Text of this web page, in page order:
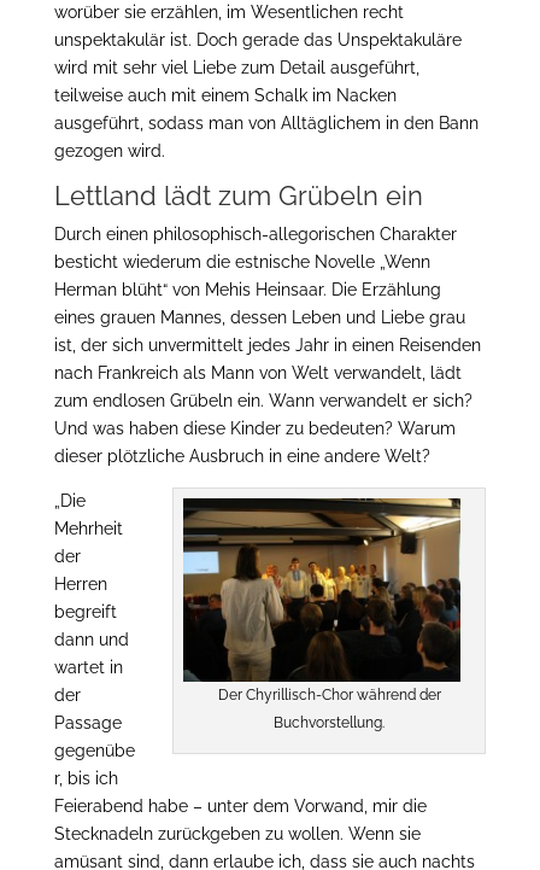
worüber sie erzählen, im Wesentlichen recht
unspektakulär ist. Doch gerade das Unspektakuläre
wird mit sehr viel Liebe zum Detail ausgeführt,
teilweise auch mit einem Schalk im Nacken
ausgeführt, sodass man von Alltäglichem in den Bann
gezogen wird.
Lettland lädt zum Grübeln ein
Durch einen philosophisch-allegorischen Charakter
besticht wiederum die estnische Novelle „Wenn
Herman blüht“ von Mehis Heinsaar. Die Erzählung
eines grauen Mannes, dessen Leben und Liebe grau
ist, der sich unvermittelt jedes Jahr in einen Reisenden
nach Frankreich als Mann von Welt verwandelt, lädt
zum endlosen Grübeln ein. Wann verwandelt er sich?
Und was haben diese Kinder zu bedeuten? Warum
dieser plötzliche Ausbruch in eine andere Welt?
Der Chyrillisch-Chor während der
Buchvorstellung.
„Die
Mehrheit
der
Herren
begreift
dann und
wartet in
der
Passage
gegenübe
r, bis ich
Feierabend habe – unter dem Vorwand, mir die
Stecknadeln zurückgeben zu wollen. Wenn sie
amüsant sind, dann erlaube ich, dass sie auch nachts